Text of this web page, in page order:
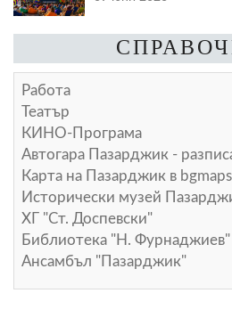
Работа
Театър
КИНО-Програма
Автогара Пазарджик -
Карта на Пазарджик в
Исторически музей
ХГ "Ст. Доспевски"
Библиотека "Н. Фурнаджиев"
Ансамбъл "Пазарджик"